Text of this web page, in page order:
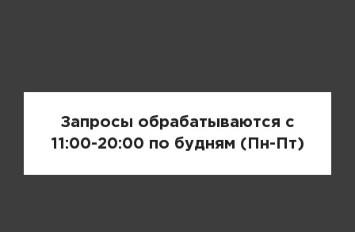
Запросы обрабатываются с
11:00-20:00 по будням (Пн-Пт)